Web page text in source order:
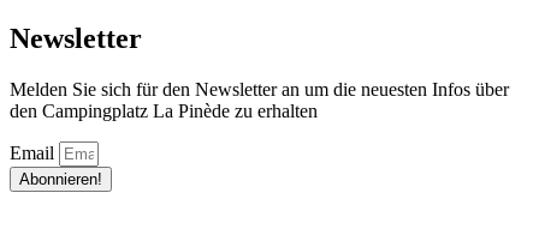
Newsletter
Melden Sie sich für den Newsletter an um die neuesten Infos über
den Campingplatz La Pinède zu erhalten
Email
Abonnieren!